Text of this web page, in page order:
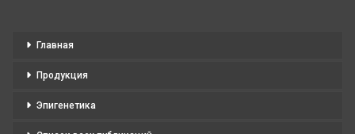
Главная
Продукция
Эпигенетика